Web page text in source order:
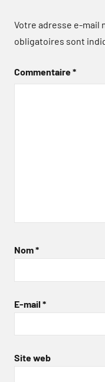
Votre adresse e-mail
obligatoires sont
Commentaire*
Nom*
E-mail *
Site web